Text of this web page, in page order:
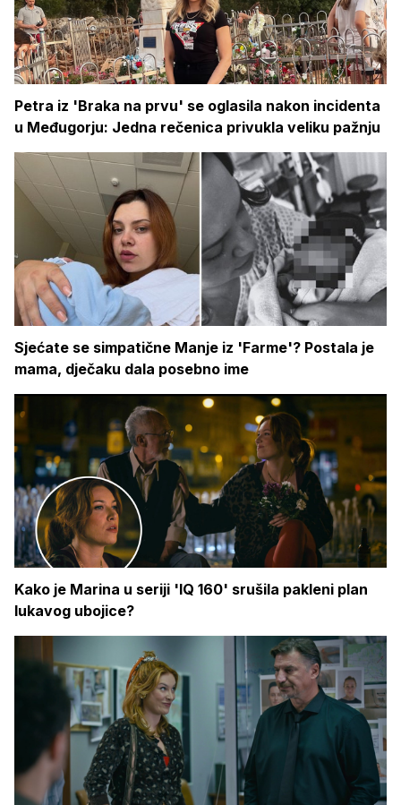
Petra iz 'Braka na prvu' se oglasila nakon incidenta
u Međugorju: Jedna rečenica privukla veliku pažnju
Sjećate se simpatične Manje iz 'Farme'? Postala je
mama, dječaku dala posebno ime
Kako je Marina u seriji 'IQ 160' srušila pakleni plan
lukavog ubojice?